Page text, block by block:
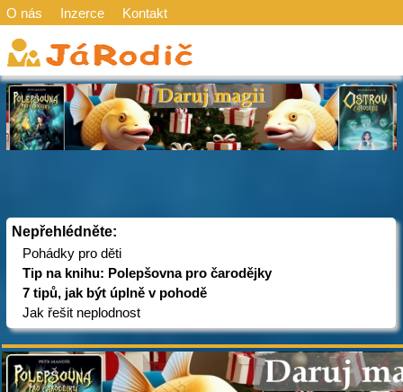
O nás Inzerce Kontakt
Nepřehlédněte:
Pohádky pro děti
Tip na knihu: Polepšovna pro čarodějky
7 tipů, jak být úplně v pohodě
Jak řešit neplodnost